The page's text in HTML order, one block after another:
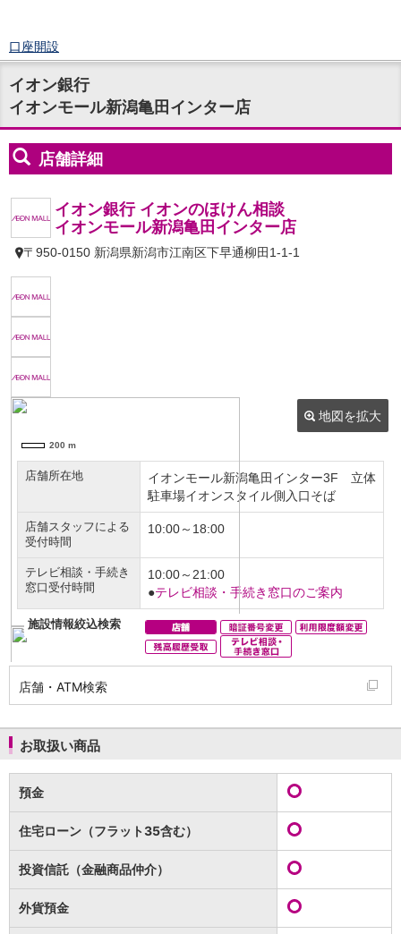
口座開設
ログイン
チャット
メニュー
商品・サービス
預金
円預金TOP
定期預金
積立式定期預金
外貨預金 TOP
NISA
金銭信託のしくみ
取扱商品一覧
iDeCo・国民年金基金
iDeCo（個人型確定拠出年金）
国民年金基金
ロボアドバイザークラウドファンディング
WealthNavi for イオン銀行（ロボアドバイザー）
funds
ローン
住宅ローン
新規お借入れの方
お借換えの方
フラット35
リ・バース60
カードローン
目的別ローンマイページ
保険
保険TOP
医療保険
就業不能保険
イオン銀行
イオンモール新潟亀田インター店
店舗・ATM検索
お取扱い商品
預金
住宅ローン（フラット35含む）
投資信託（金融商品仲介）
外貨預金